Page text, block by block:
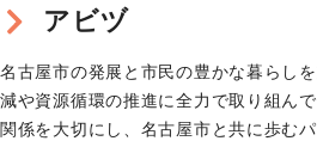
アビヅ
名古屋市の発展と市民の豊かな暮らし
減や資源循環の推進に全力で取り組ん
関係を大切にし、名古屋市と共に歩む